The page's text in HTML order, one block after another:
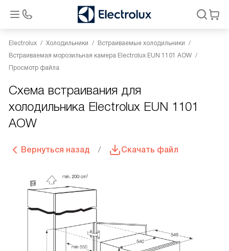
Electrolux Холодильники
Встраиваемые холодильники
Встраиваемая морозильная камера Electrolux EUN 1101 AOW
Просмотр файла
Схема встраивания для
холодильника Electrolux EUN 1101
AOW
Вернуться назад Скачать файл